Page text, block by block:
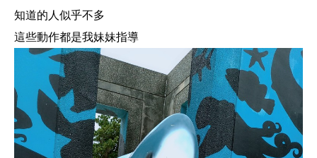
知道的人似乎不多
這些動作都是我妹妹指導